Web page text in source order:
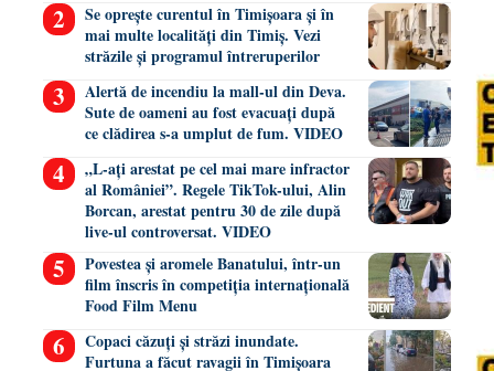
Se oprește curentul în Timișoara și în
mai multe localități din Timiș. Vezi
străzile și programul întreruperilor
Alertă de incendiu la mall-ul din Deva.
Sute de oameni au fost evacuați după
ce clădirea s-a umplut de fum. VIDEO
„L-ați arestat pe cel mai mare infractor
al României”. Regele TikTok-ului, Alin
Borcan, arestat pentru 30 de zile după
live-ul controversat. VIDEO
Povestea și aromele Banatului, într-un
film înscris în competiția internațională
Food Film Menu
Copaci căzuți și străzi inundate.
Furtuna a făcut ravagii în Timișoara